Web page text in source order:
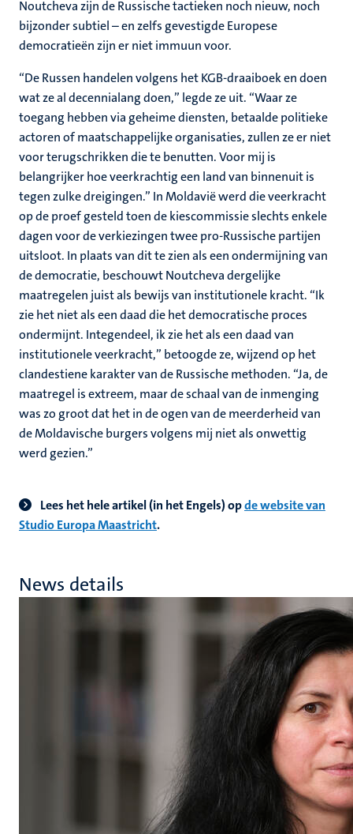
Noutcheva zijn de Russische tactieken noch nieuw, noch
bijzonder subtiel – en zelfs gevestigde Europese
democratieën zijn er niet immuun voor.
“De Russen handelen volgens het KGB-draaiboek en doen
wat ze al decennialang doen,” legde ze uit. “Waar ze
toegang hebben via geheime diensten, betaalde politieke
actoren of maatschappelijke organisaties, zullen ze er niet
voor terugschrikken die te benutten. Voor mij is
belangrijker hoe veerkrachtig een land van binnenuit is
tegen zulke dreigingen.” In Moldavië werd die veerkracht
op de proef gesteld toen de kiescommissie slechts enkele
dagen voor de verkiezingen twee pro-Russische partijen
uitsloot. In plaats van dit te zien als een ondermijning van
de democratie, beschouwt Noutcheva dergelijke
maatregelen juist als bewijs van institutionele kracht. “Ik
zie het niet als een daad die het democratische proces
ondermijnt. Integendeel, ik zie het als een daad van
institutionele veerkracht,” betoogde ze, wijzend op het
clandestiene karakter van de Russische methoden. “Ja, de
maatregel is extreem, maar de schaal van de inmenging
was zo groot dat het in de ogen van de meerderheid van
de Moldavische burgers volgens mij niet als onwettig
werd gezien.”
Lees het hele artikel (in het Engels) opde website van
Studio Europa Maastricht.
News details